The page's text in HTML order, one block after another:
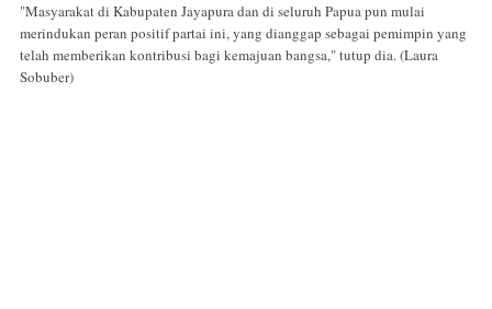
"Masyarakat di Kabupaten Jayapura dan di seluruh Papua pun mulai
merindukan peran positif partai ini, yang dianggap sebagai pemimpin yang
telah memberikan kontribusi bagi kemajuan bangsa," tutup dia. (Laura
Sobuber)